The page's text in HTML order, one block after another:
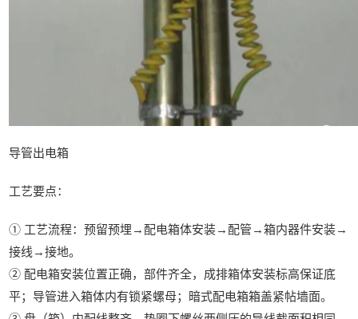
导管出电箱
工艺要点：
① 工艺流程：预留预埋→配电箱体安装→配管→箱内器件安装→
接线→接地。
② 配电箱安装位置正确，部件齐全，成排箱体安装标高保证底
平；导管进入箱体内有锁紧螺母；暗式配电箱箱盖紧帖墙面。